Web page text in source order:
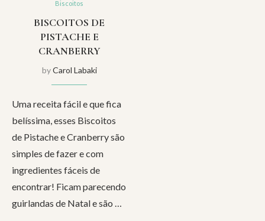
Biscoitos
BISCOITOS DE
PISTACHE E
CRANBERRY
byCarol Labaki
Uma receita fácil e que fica
belíssima, esses Biscoitos
de Pistache e Cranberry são
simples de fazer e com
ingredientes fáceis de
encontrar! Ficam parecendo
guirlandas de Natal e são …